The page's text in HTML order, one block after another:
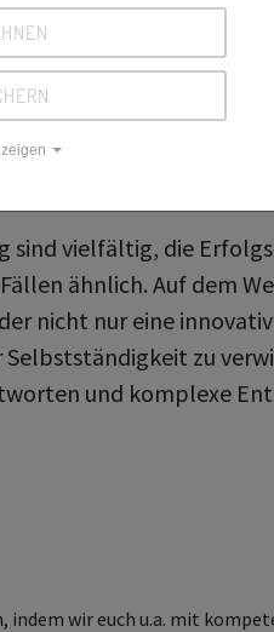
sind vielfältig, die
ähnlich. Auf dem
nicht nur eine
zu
und komplexe
indem wir euch u.a. mit